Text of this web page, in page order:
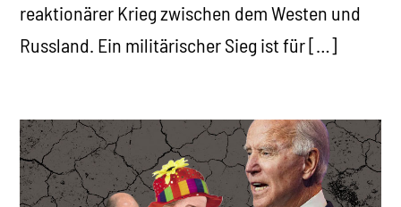
reaktionärer Krieg zwischen dem Westen und
Russland. Ein militärischer Sieg ist für […]